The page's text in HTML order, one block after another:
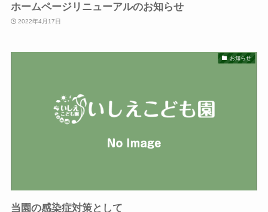
ホームページリニューアルのお知らせ
2022年4月17日
お知らせ
当園の感染症対策として